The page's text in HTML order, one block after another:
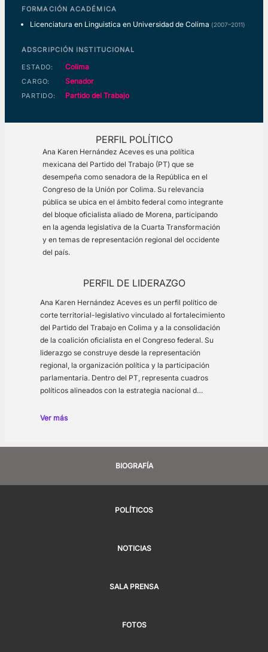
FORMACIÓN ACADÉMICA
Licenciatura en Linguistica en Universidad de Colima (2007–2011)
ADSCRIPCIÓN INSTITUCIONAL
ESTADO: Colima
CARGO: Senador
PARTIDO: Partido del Trabajo
PERFIL POLÍTICO
Ana Karen Hernández Aceves es una política
mexicana del Partido del Trabajo (PT) que se
desempeña como senadora de la República en el
Congreso de la Unión por Colima. Su relevancia
pública se ubica en el ámbito federal como integrante
del bloque oficialista aliado de Morena, participando
en la agenda legislativa de la Cuarta Transformación
y en temas de representación regional del occidente
del país.
PERFIL DE LIDERAZGO
Ana Karen Hernández Aceves es un perfil político de
corte territorial-legislativo vinculado al fortalecimiento
del Partido del Trabajo en Colima y a la consolidación
de la coalición oficialista en el Congreso federal. Su
liderazgo se construye desde la representación
regional, la organización política y la participación
parlamentaria. Dentro del PT, representa cuadros
políticos alineados con la estrategia nacional d…
Ver más
BIOGRAFÍA
POLÍTICOS
NOTICIAS
SALA PRENSA
FOTOS